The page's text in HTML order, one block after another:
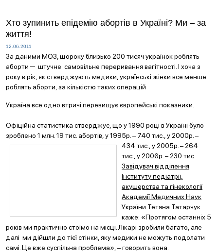
Хто зупинить епідемію абортів в Україні? Ми – за
життя!
12.06.2011
За даними МОЗ, щороку близько 200 тисяч українок роблять
аборти ─ штучне самовільне переривання вагітності. І хоча з
року в рік, як стверджують медики, українські жінки все менше
роблять аборти, за кількістю таких операцій
Україна все одно втричі перевищує європейські показники.
Офіційна статистика стверджує, що у 1990 році в Україні було
зроблено 1 млн. 19 тис. абортів, у 1995р. – 740 тис., у 2000р. –
434 тис., у 2005р. – 264
тис., у 2006р. – 230 тис.
Завідувач відділення
Інституту педіатрії,
акушерства та гінекології
Академії Медичних Наук
України Тетяна Татарчук
каже: «Протягом останніх 5
років ми практично стоїмо на місці. Лікарі зробили багато, але
далі ми дійшли до тієї стінки, яку медики не можуть подолати
самі. Це вже суспільна проблема», – говорить вона.